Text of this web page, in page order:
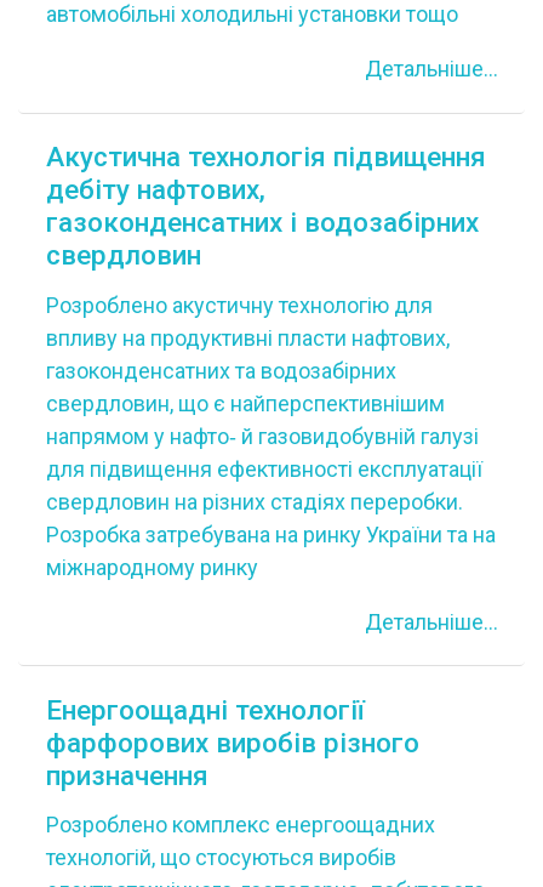
автомобільні холодильні установки тощо
Детальніше...
Акустична технологія підвищення
дебіту нафтових,
газоконденсатних і водозабірних
свердловин
Розроблено акустичну технологію для
впливу на продуктивні пласти нафтових,
газоконденсатних та водозабірних
свердловин, що є найперспективнішим
напрямом у нафто‐ й газовидобувній галузі
для підвищення ефективності експлуатації
свердловин на різних стадіях переробки.
Розробка затребувана на ринку України та на
міжнародному ринку
Детальніше...
Енергоощадні технології
фарфорових виробів різного
призначення
Розроблено комплекс енергоощадних
технологій, що стосуються виробів